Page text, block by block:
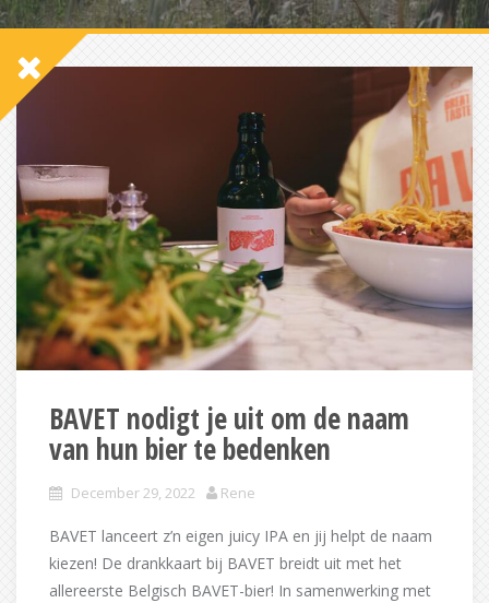
BAVET nodigt je uit om de naam
van hun bier te bedenken
December 29, 2022 Rene
BAVET lanceert z’n eigen juicy IPA en jij helpt de naam
kiezen! De drankkaart bij BAVET breidt uit met het
allereerste Belgisch BAVET-bier! In samenwerking met